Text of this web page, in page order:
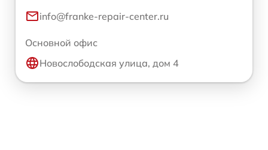
info@franke-repair-center.ru
Основной офис
Новослободская улица, дом 4